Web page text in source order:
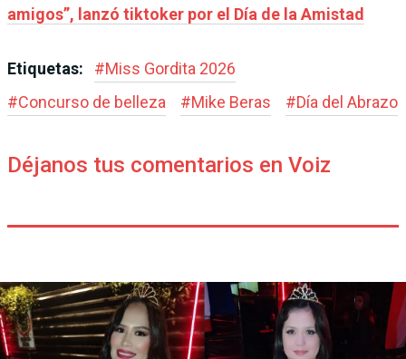
amigos”, lanzó tiktoker por el Día de la Amistad
Etiquetas: #Miss Gordita 2026
#Concurso de belleza #Mike Beras #Día del Abrazo
Déjanos tus comentarios en Voiz